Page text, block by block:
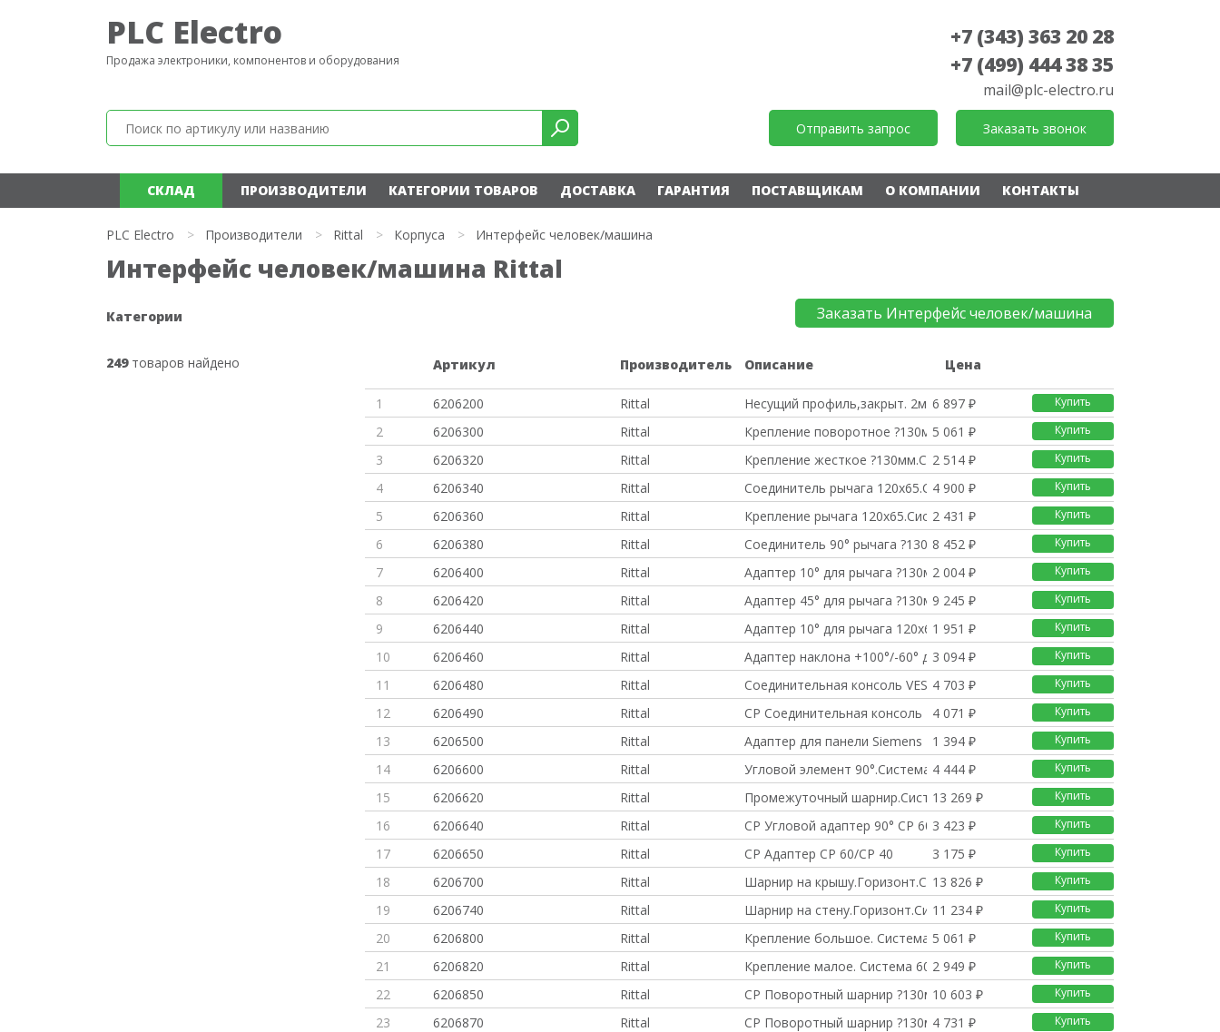
PLC Electro
Продажа электроники, компонентов и оборудования
+7 (343) 363 20 28
+7 (499) 444 38 35
mail@plc-electro.ru
Отправить запрос Заказать звонок
СКЛАД ПРОИЗВОДИТЕЛИ КАТЕГОРИИ ТОВАРОВ ДОСТАВКА ГАРАНТИЯ ПОСТАВЩИКАМ О КОМПАНИИ КОНТАКТЫ
PLC Electro > Производители > Rittal > Корпуса > Интерфейс человек/машина
Интерфейс человек/машина Rittal
Категории
249товаров найдено
Заказать Интерфейс человек/машина
Артикул Производитель Описание Цена
1 6206200 Rittal Несущий профиль,закрыт. 2м.Сис6 897 ₽ Купить
2 6206300 Rittal Крепление поворотное ?130мм.Си
5 061 ₽ Купить
3 6206320 Rittal Крепление жесткое ?130мм.Систе2 514 ₽ Купить
4 6206340 Rittal Соединитель рычага 120х65.Сист4 900 ₽ Купить
5 6206360 Rittal Крепление рычага 120х65.Систем2 431 ₽ Купить
6 6206380 Rittal Соединитель 90° рычага ?130мм.8 452 ₽ Купить
7 6206400 Rittal Адаптер 10° для рычага ?130мм.2 004 ₽ Купить
8 6206420 Rittal Адаптер 45° для рычага ?130мм.9 245 ₽ Купить
9 6206440 Rittal Адаптер 10° для рычага 120х65.1 951 ₽ Купить
10 6206460 Rittal Адаптер наклона +100°/-60° для3 094 ₽ Купить
11 6206480 Rittal Соединительная консоль VESA 754 703 ₽ Купить
12 6206490 Rittal CP Соединительная консоль 120х4 071 ₽ Купить
13 6206500 Rittal Адаптер для панели Siemens Pro1 394 ₽ Купить
14 6206600 Rittal Угловой элемент 90°.Система 604 444 ₽ Купить
15 6206620 Rittal Промежуточный шарнир.Система 6
13 269 ₽ Купить
16 6206640 Rittal CP Угловой адаптер 90° CP 60/C3 423 ₽ Купить
17 6206650 Rittal CP Адаптер CP 60/CP 40 3 175 ₽ Купить
18 6206700 Rittal Шарнир на крышу.Горизонт.Систе13 826 ₽ Купить
19 6206740 Rittal Шарнир на стену.Горизонт.Систе11 234 ₽ Купить
20 6206800 Rittal Крепление большое. Система 605 061 ₽ Купить
21 6206820 Rittal Крепление малое. Система 60 2 949 ₽ Купить
22 6206850 Rittal CP Поворотный шарнир ?130мм на
10 603 ₽ Купить
23 6206870 Rittal CP Поворотный шарнир ?130мм на
4 731 ₽ Купить